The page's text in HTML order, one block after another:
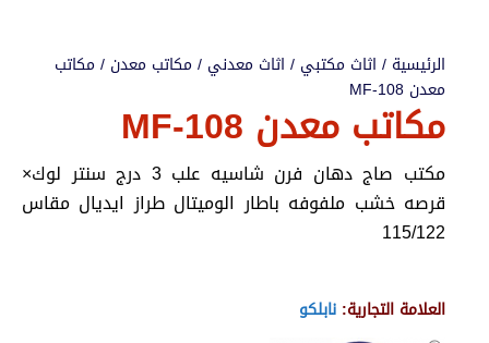
الرئيسية / اثاث مكتبي / اثاث معدني /مكاتب معدن / مكاتب
معدن MF-108
مكاتب معدن MF-108
مكتب صاج دهان فرن شاسيه علب 3 درج سنتر لوك×
قرصه خشب ملفوفه باطار الوميتال طراز ايديال مقاس
115/122
العلامة التجارية: نابلكو